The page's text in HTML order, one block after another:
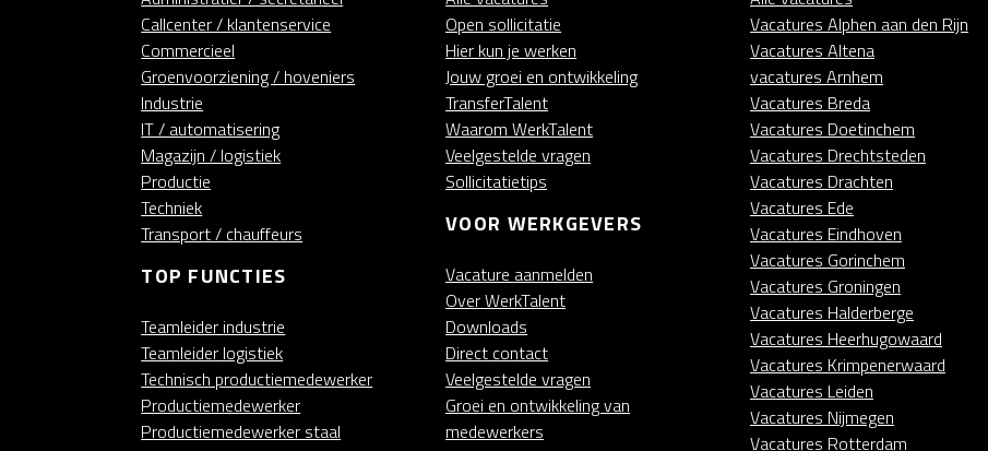
Callcenter / klantenservice
Commercieel
Groenvoorziening / hoveniers
Industrie
IT / automatisering
Magazijn / logistiek
Productie
Techniek
Transport / chauffeurs
TOP FUNCTIES
Teamleider industrie
Teamleider logistiek
Technisch productiemedewerker
Productiemedewerker
Productiemedewerker staal
Open sollicitatie
Hier kun je werken
Jouw groei en ontwikkeling
TransferTalent
Waarom WerkTalent
Veelgestelde vragen
Sollicitatietips
VOOR WERKGEVERS
Vacature aanmelden
Over WerkTalent
Downloads
Direct contact
Veelgestelde vragen
Groei en ontwikkeling van
medewerkers
Vacatures Alphen aan den Rijn
Vacatures Altena
vacatures Arnhem
Vacatures Breda
Vacatures Doetinchem
Vacatures Drechtsteden
Vacatures Drachten
Vacatures Ede
Vacatures Eindhoven
Vacatures Gorinchem
Vacatures Groningen
Vacatures Halderberge
Vacatures Heerhugowaard
Vacatures Krimpenerwaard
Vacatures Leiden
Vacatures Nijmegen
Vacatures Rotterdam